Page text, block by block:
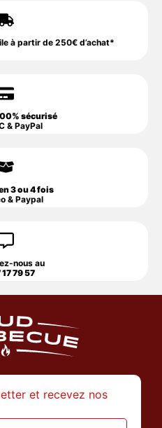
à partir de 250€ d’achat*
sécurisé
& PayPal
3 ou 4 fois
& Paypal
nous au
79 57
et recevez nos